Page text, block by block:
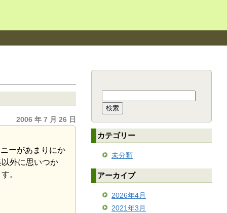
2006 年 7 月 26 日
ーがあまりにか
外に思いつか
。
カテゴリー
未分類
アーカイブ
2026年4月
2021年3月